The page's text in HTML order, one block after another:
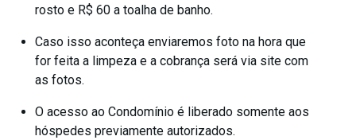
rosto e R$ 60 a toalha de banho.
Caso isso aconteça enviaremos foto na hora que
for feita a limpeza e a cobrança será via site com
as fotos.
O acesso ao Condomínio é liberado somente aos
hóspedes previamente autorizados.